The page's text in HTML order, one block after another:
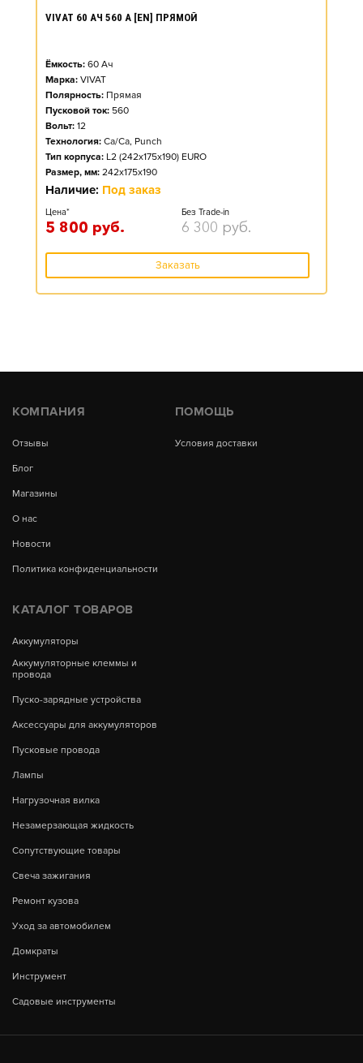
VIVAT 60 АЧ 560 А [EN] ПРЯМОЙ
Ёмкость: 60 Ач
Марка: VIVAT
Полярность: Прямая
Пусковой ток: 560
Вольт: 12
Технология: Ca/Ca, Punch
Тип корпуса: L2 (242x175x190) EURO
Размер, мм: 242x175x190
Наличие: Под заказ
Цена*
5 800 руб.
Без Trade-in
6 300 руб.
Заказать
КОМПАНИЯ
Отзывы
Блог
Магазины
О нас
Новости
Политика конфиденциальности
ПОМОЩЬ
Условия доставки
КАТАЛОГ ТОВАРОВ
Аккумуляторы
Аккумуляторные клеммы и
провода
Пуско-зарядные устройства
Аксессуары для аккумуляторов
Пусковые провода
Лампы
Нагрузочная вилка
Незамерзающая жидкость
Сопутствующие товары
Свеча зажигания
Ремонт кузова
Уход за автомобилем
Домкраты
Инструмент
Садовые инструменты